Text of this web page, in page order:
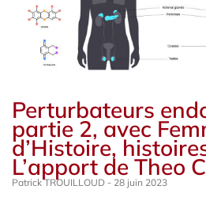
Perturbateurs
partie 2, avec
d’Histoire,
L’apport de Theo
Patrick TROUILLOUD 28 juin 2023